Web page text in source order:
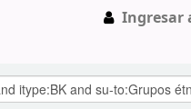
Ingresar